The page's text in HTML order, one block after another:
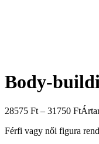
Body-
28575 Ft – 31750 Ft
Férfi vagy női figura